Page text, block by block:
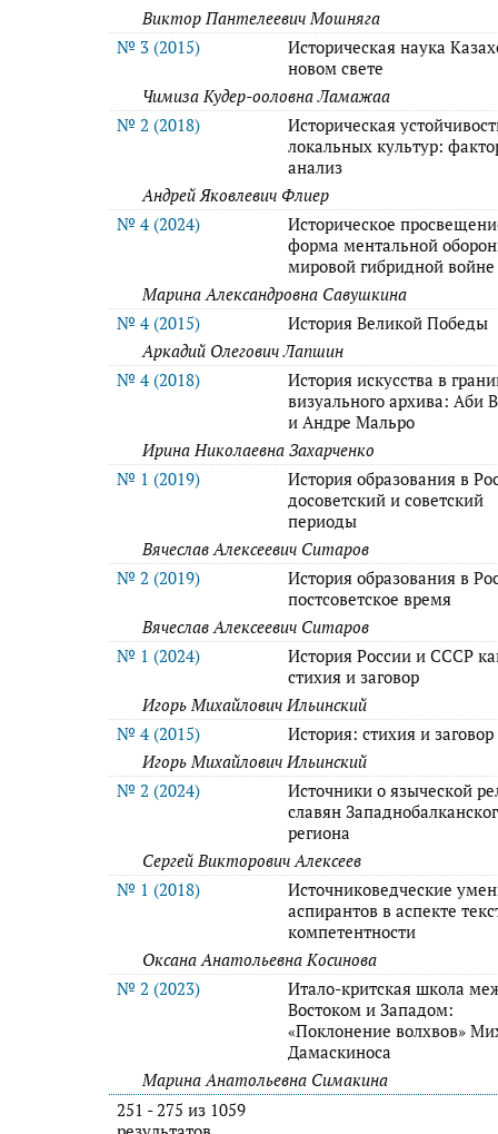
Виктор Пантелеевич Мошняга
№ 3 (2015)
Историческая наука
новом свете
Чимиза Кудер-ооловна Ламажаа
№ 2 (2018)
Историческая
локальных культур:
анализ
Андрей Яковлевич Флиер
№ 4 (2024)
Историческое
форма ментальной
мировой гибридной войне
Марина Александровна Савушкина
№ 4 (2015)
История Великой Победы
Аркадий Олегович Лапшин
№ 4 (2018)
История искусства в
визуального архива: Аби
и Андре Мальро
Ирина Николаевна Захарченко
№ 1 (2019)
История образования в
досоветский и советский
периоды
Вячеслав Алексеевич Ситаров
№ 2 (2019)
История образования в
постсоветское время
Вячеслав Алексеевич Ситаров
№ 1 (2024)
История России и СССР
стихия и заговор
Игорь Михайлович Ильинский
№ 4 (2015)
История: стихия и заговор
Игорь Михайлович Ильинский
№ 2 (2024)
Источники о языческой
славян
региона
Сергей Викторович Алексеев
№ 1 (2018)
Источниковедческие
аспирантов в аспекте
компетентности
Оксана Анатольевна Косинова
№ 2 (2023)
Итало-критская школа
Востоком и Западом:
«Поклонение волхвов»
Дамаскиноса
Марина Анатольевна Симакина
251 - 275 из 1059